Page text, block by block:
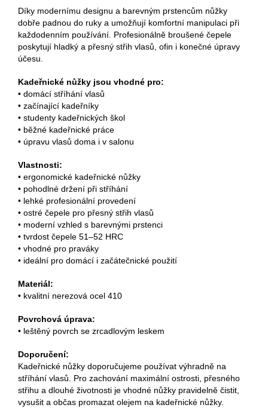
Díky modernímu designu a barevným prstencům nůžky
dobře padnou do ruky a umožňují komfortní manipulaci při
každodenním používání. Profesionálně broušené čepele
poskytují hladký a přesný střih vlasů, ofin i konečné úpravy
účesu.
Kadeřnické nůžky jsou vhodné pro:
• domácí stříhání vlasů
• začínající kadeřníky
• studenty kadeřnických škol
• běžné kadeřnické práce
• úpravu vlasů doma i v salonu
Vlastnosti:
• ergonomické kadeřnické nůžky
• pohodlné držení při stříhání
• lehké profesionální provedení
• ostré čepele pro přesný střih vlasů
• moderní vzhled s barevnými prstenci
• tvrdost čepele 51–52 HRC
• vhodné pro praváky
• ideální pro domácí i začátečnické použití
Materiál:
• kvalitní nerezová ocel 410
Povrchová úprava:
• leštěný povrch se zrcadlovým leskem
Doporučení:
Kadeřnické nůžky doporučujeme používat výhradně na
stříhání vlasů. Pro zachování maximální ostrosti, přesného
střihu a dlouhé životnosti je vhodné nůžky pravidelně čistit,
vysušit a občas promazat olejem na kadeřnické nůžky.